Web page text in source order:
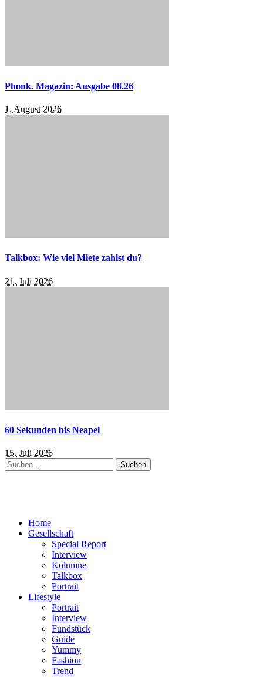
Phonk. Magazin: Ausgabe 08.26
1. August 2026
Talkbox: Wie viel Miete zahlst du?
21. Juli 2026
60 Sekunden bis Neapel
15. Juli 2026
Suchen
nach:
Home
Gesellschaft
Special Report
Interview
Kolumne
Talkbox
Portrait
Lifestyle
Portrait
Interview
Fundstück
Guide
Yummy
Fashion
Trend